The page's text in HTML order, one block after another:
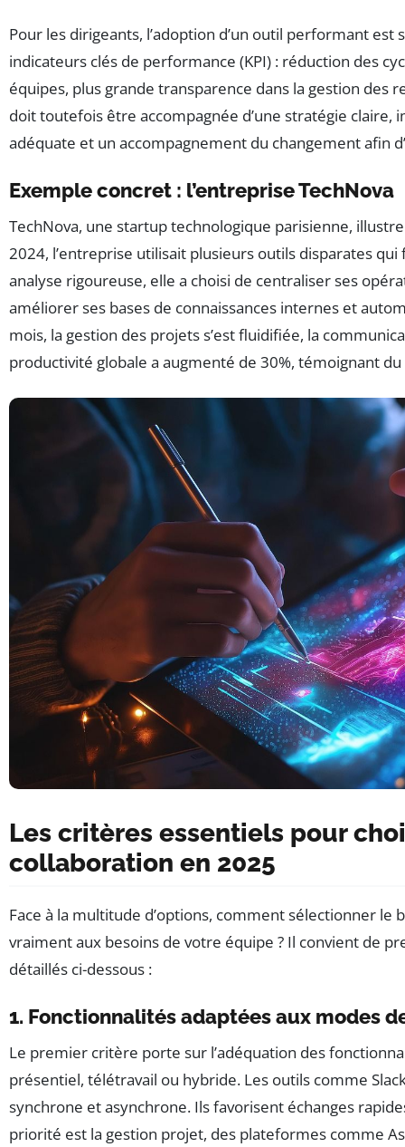
Pour les dirigeants, l’adoption d’un outil performant
indicateurs clés de performance (KPI) : réduction des
équipes, plus grande transparence dans la gestion des
doit toutefois être accompagnée d’une stratégie
adéquate et un accompagnement du changement afin
Exemple concret : l’entreprise TechNova
TechNova, une startup technologique parisienne,
2024, l’entreprise utilisait plusieurs outils disparates
analyse rigoureuse, elle a choisi de centraliser ses
améliorer ses bases de connaissances internes et
mois, la gestion des projets s’est fluidifiée, la
productivité globale a augmenté de 30%, témoignant
Les critères essentiels pour
collaboration en 2025
Face à la multitude d’options, comment sélectionner
vraiment aux besoins de votre équipe ? Il convient de
détaillés ci-dessous :
1. Fonctionnalités adaptées aux modes
Le premier critère porte sur l’adéquation des
présentiel, télétravail ou hybride. Les outils comme
synchrone et asynchrone. Ils favorisent échanges
priorité est la gestion projet, des plateformes comme